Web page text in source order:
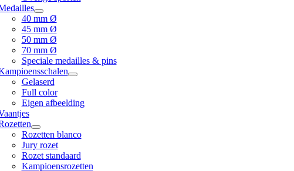
40 mm Ø
45 mm Ø
50 mm Ø
70 mm Ø
Speciale medailles & pins
Gelaserd
Full color
Eigen afbeelding
Rozetten blanco
Jury rozet
Rozet standaard
Kampioensrozetten